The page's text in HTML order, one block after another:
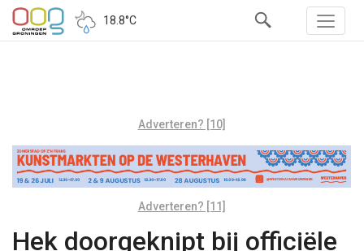
18.8°C
Adverteren? [10]
Adverteren? [11]
Hek doorgeknipt bij officiële